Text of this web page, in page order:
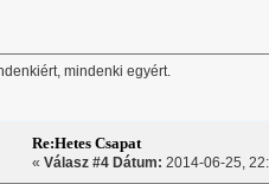
mindenki egyért.
Re:Hetes Csapat
« Válasz #4 Dátum: 2014-06-25,